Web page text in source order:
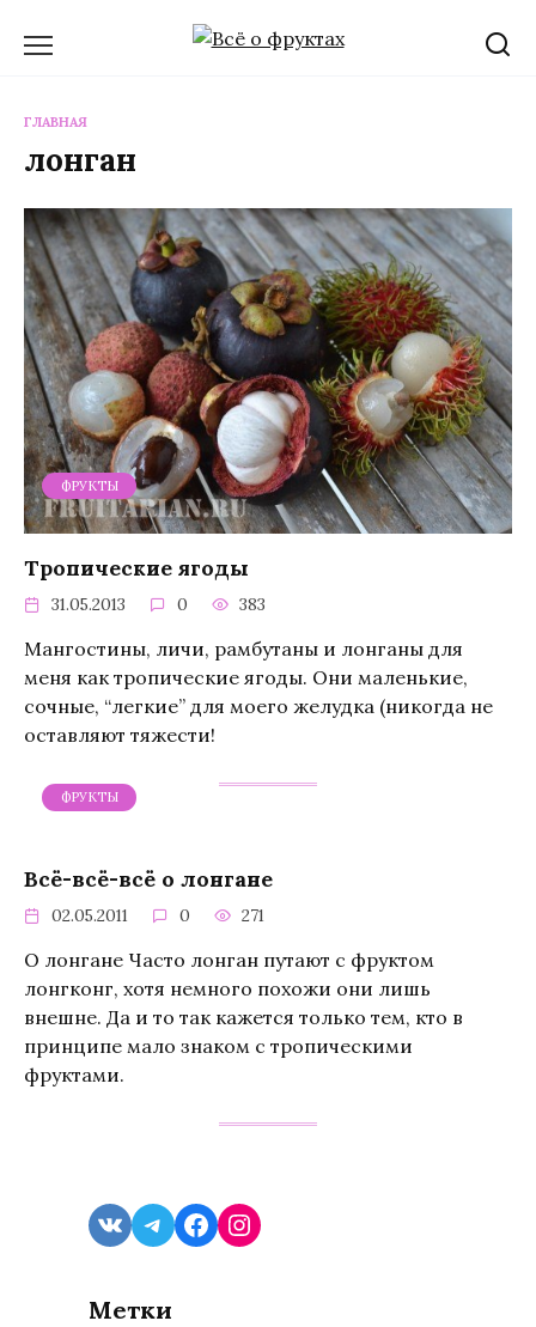
ГЛАВНАЯ
лонган
ФРУКТЫ
Тропические ягоды
31.05.2013 0 383
Мангостины, личи, рамбутаны и лонганы для
меня как тропические ягоды. Они маленькие,
сочные, “легкие” для моего желудка (никогда не
оставляют тяжести!
ФРУКТЫ
Всё-всё-всё о лонгане
02.05.2011 0 271
О лонгане Часто лонган путают с фруктом
лонгконг, хотя немного похожи они лишь
внешне. Да и то так кажется только тем, кто в
принципе мало знаком с тропическими
фруктами.
VKTelegram
Facebook
Instagram
Метки